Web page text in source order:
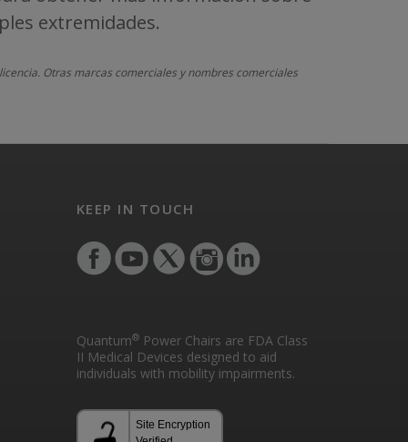
extremidades.
Otras marcas comerciales y nombres comerciales
KEEP IN TOUCH
Quantum®Power Chairs are FDA Class
II Medical Devices designed to aid
individuals with mobility impairments.